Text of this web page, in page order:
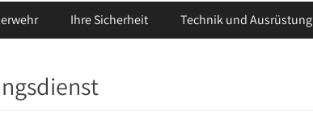
Ihre Sicherheit Technik und Ausrüstung